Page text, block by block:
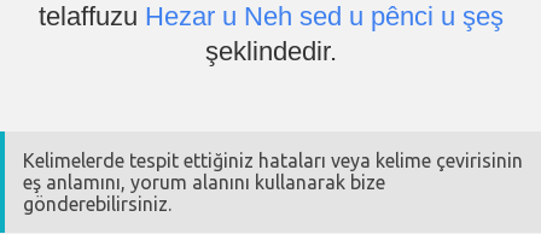
telaffuzu Hezar u Neh sed u pênci u şeş
şeklindedir.
Kelimelerde tespit ettiğiniz hataları veya kelime çevirisinin
eş anlamını, yorum alanını kullanarak bize
gönderebilirsiniz.